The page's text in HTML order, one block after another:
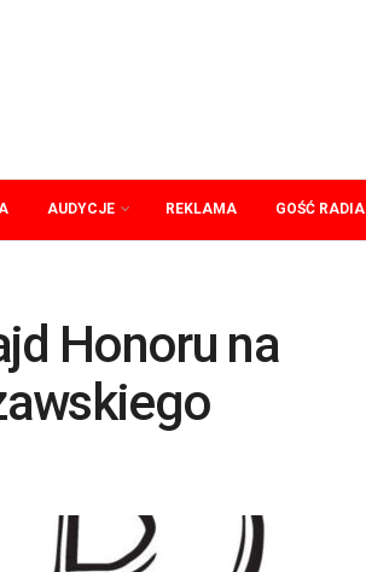
AUDYCJE REKLAMA GOŚĆ RADIA
Honoru na